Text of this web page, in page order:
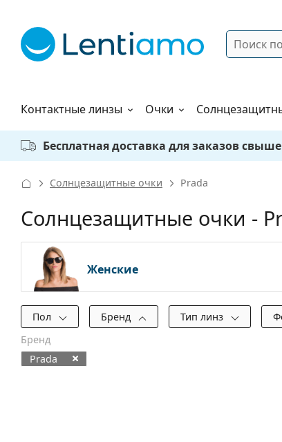
Поиск
Контактные линзы
Растворы Очки
Как заказать
Бесплатная доставка для заказов свыше
Солнцезащитные очки Prada
Солнцезащитные очки -
Женские
Фильтры
Пол Бренд Тип линз
Бренд
Prada